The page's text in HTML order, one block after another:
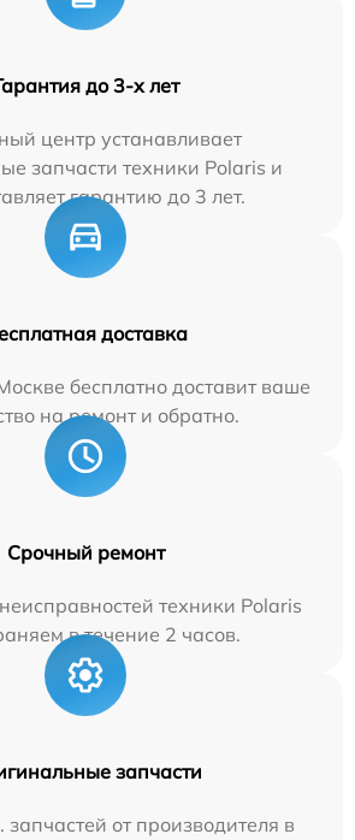
до 3-х лет
центр устанавливает
запчасти техники Polaris и
гарантию до 3 лет.
доставка
бесплатно доставит ваше
на ремонт и обратно.
Срочный ремонт
техники Polaris
в течение 2 часов.
запчасти
запчастей от производителя в